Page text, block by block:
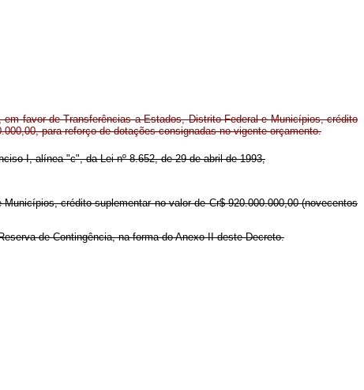
favor de Transferências a Estados, Distrito Federal e Municípios, crédito
para reforço de dotações consignadas no vigente orçamento.
I, alínea "c", da Lei nº 8.652, de 29 de abril de 1993,
crédito suplementar no valor de Cr$ 920.000.000,00 (novecentos
de Contingência, na forma do Anexo II deste Decreto.